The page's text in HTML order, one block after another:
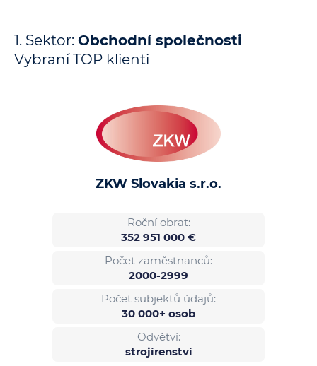
1. Sektor: Obchodní společnosti
Vybraní TOP klienti
ZKW Slovakia s.r.o.
Roční obrat:
352 951 000 €
Počet zaměstnanců:
2000-2999
Počet subjektů údajů:
30 000+ osob
Odvětví:
strojírenství